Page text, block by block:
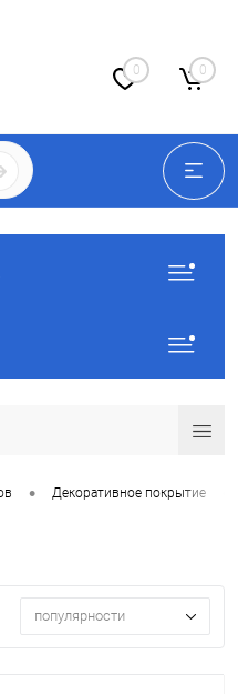
0 0
• Декоративное покрытие
популярности